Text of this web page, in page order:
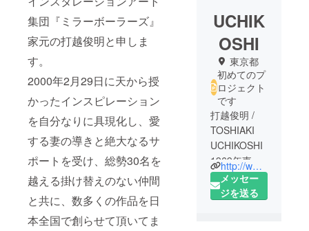
集団『ミラーボーラーズ』
家元の打越俊明と申しま
す。
2000年2月29日に天から授
かったインスピレーション
を自分なりに具現化し、愛
する妻の導きと絶大なるサ
ポートを受け、総勢30名を
越える掛け替えのない仲間
と共に、数多くの作品を日
本全国で創らせて頂いてま
UCHIK
OSHI
東京都
初めてのプ
ロジェクト
です
打越俊明 /
TOSHIAKI
UCHIKOSHI
1969年東京
生まれ ハー
ドコアパン
http://www.mirrorbowler.com
メッセー
ジを送る